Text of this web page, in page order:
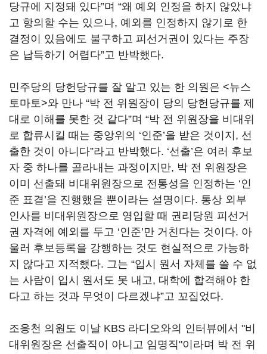
당규에 지정돼 있다”며 “왜 예외 인정을 하지 않았냐
고 항의할 수는 있으나, 예외를 인정하지 않기로 한
결정이 있음에도 불구하고 피선거권이 있다는 주장
은 납득하기 어렵다”고 반박했다.
민주당의 당헌당규를 잘 알고 있는 한 의원은 <뉴스
토마토>와 만나 “박 전 위원장이 당의 당헌당규를 제
대로 이해를 못한 것 같다”며 “박 전 위원장을 비대위
로 합류시킬 때는 중앙위의 ‘인준’을 받은 것이지, 선
출한 것이 아니다”라고 반박했다. ‘선출’은 여러 후보
자 중 하나를 골라내는 과정이지만, 박 전 위원장은
이미 선출돼 비대위원장으로 전통성을 인정하는 ‘인
준 표결’을 진행했을 뿐이라는 설명이다. 통상 외부
인사를 비대위원장으로 영입할 때 권리당원 피선거
권 자격에 예외를 두고 ‘인준’만 거친다는 것이다. 아
울러 후보등록을 강행하는 것도 현실적으로 가능하
지 않다고 지적했다. 그는 “입시 원서 자체를 쓸 수 없
는 사람이 입시 원서도 못 내고, 대학에 합격해야 한
다고 하는 것과 무엇이 다르겠냐”고 꼬집었다.
조응천 의원도 이날 KBS 라디오와의 인터뷰에서 "비
대위원장은 선출직이 아니고 임명직"이라며 박 전 위